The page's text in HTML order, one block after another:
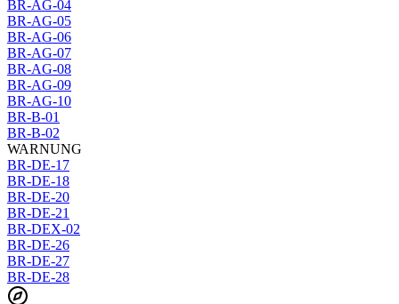
BR-AG-04
BR-AG-05
BR-AG-06
BR-AG-07
BR-AG-08
BR-AG-09
BR-AG-10
BR-B-01
BR-B-02
WARNUNG
BR-DE-17
BR-DE-18
BR-DE-20
BR-DE-21
BR-DEX-02
BR-DE-26
BR-DE-27
BR-DE-28